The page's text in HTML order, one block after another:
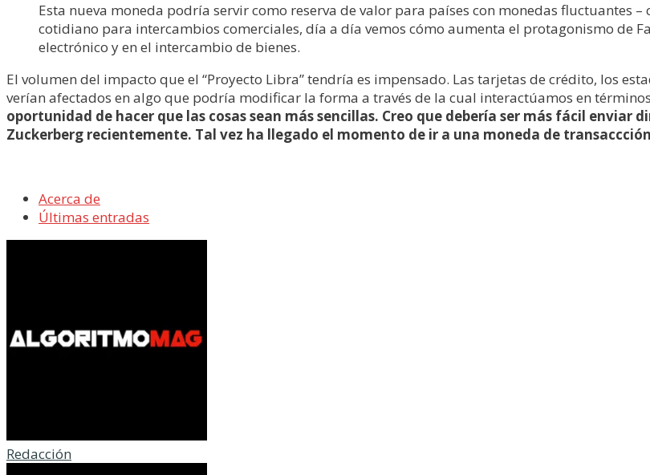
Esta nueva moneda podría servir como reserva de valor para países con monedas fluctuantes
cotidiano para intercambios comerciales, día a día vemos cómo aumenta el protagonismo de
electrónico y en el intercambio de bienes.
El volumen del impacto que el “Proyecto Libra” tendría es impensado. Las tarjetas de crédito, los
verían afectados en algo que podría modificar la forma a través de la cual interactúamos en
oportunidad de hacer que las cosas sean más sencillas. Creo que debería ser más fácil
Zuckerberg recientemente. Tal vez ha llegado el momento de ir a una moneda de
Acerca de
Últimas entradas
Redacción